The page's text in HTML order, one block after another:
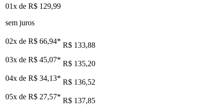
01x de R$ 129,99
sem juros
02x de R$ 66,94* R$ 133,88
03x de R$ 45,07* R$ 135,20
04x de R$ 34,13* R$ 136,52
05x de R$ 27,57* R$ 137,85